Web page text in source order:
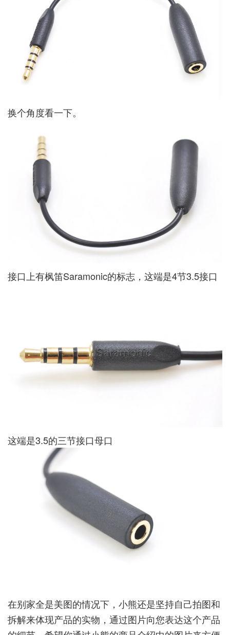
换个角度看一下。
接口上有枫笛Saramonic的标志，这端是4节3.5接口
这端是3.5的三节接口母口
在别家全是美图的情况下，小熊还是坚持自己拍图和
拆解来体现产品的实物，通过图片向您表达这个产品